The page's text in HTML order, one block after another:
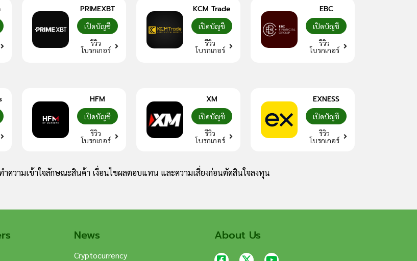
PRIMEXBT
เปิดบัญชี
รีวิว
โบรกเกอร์
KCM Trade
เปิดบัญชี
รีวิว
โบรกเกอร์
EBC
เปิดบัญชี
รีวิว
โบรกเกอร์
HFM
เปิดบัญชี
รีวิว
โบรกเกอร์
XM
เปิดบัญชี
รีวิว
โบรกเกอร์
EXNESS
เปิดบัญชี
รีวิว
โบรกเกอร์
ำความเข้าใจลักษณะสินค้า เงื่อนไขผลตอบแทน และความเสี่ยงก่อนตัดสินใจลงทุน
News
Cryptocurrency
About Us